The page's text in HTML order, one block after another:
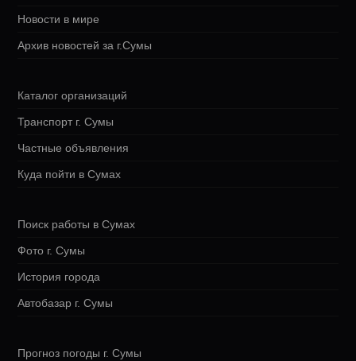
Новости в мире
Архив новостей за г.Сумы
Каталог организаций
Транспорт г. Сумы
Частные объявления
Куда пойти в Сумах
Поиск работы в Сумах
Фото г. Сумы
История города
Автобазар г. Сумы
Прогноз погоды г. Сумы